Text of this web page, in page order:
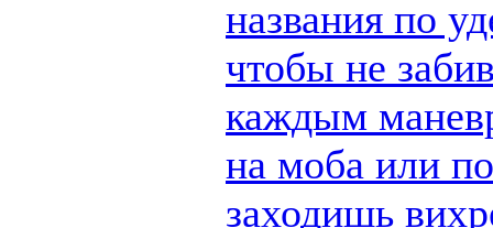
названия по
чтобы не
каждым
на моба или
заходишь